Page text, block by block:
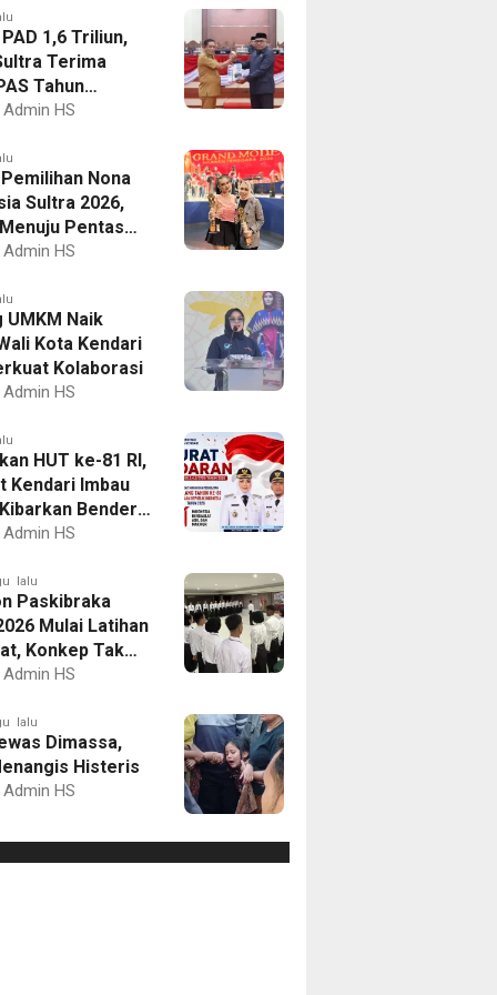
1,6 Triliun,
Terima
Tahun
2027
Admin HS
Nona
Sultra 2026,
Pentas
Admin HS
UMKM Naik
Kota Kendari
Kolaborasi
Admin HS
HUT ke-81 RI,
Kendari Imbau
Bendera
dan Gelar
Admin HS
lalu
Paskibraka
Mulai Latihan
Konkep Tak
Admin HS
lalu
Dimassa,
Histeris
Admin HS